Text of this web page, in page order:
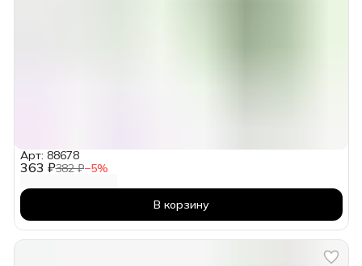
363 ₽382 ₽−5%
Арт: 88678
В корзину